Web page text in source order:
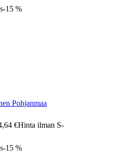
-15 %
Pohjanmaa
€Hinta ilman S-
-15 %